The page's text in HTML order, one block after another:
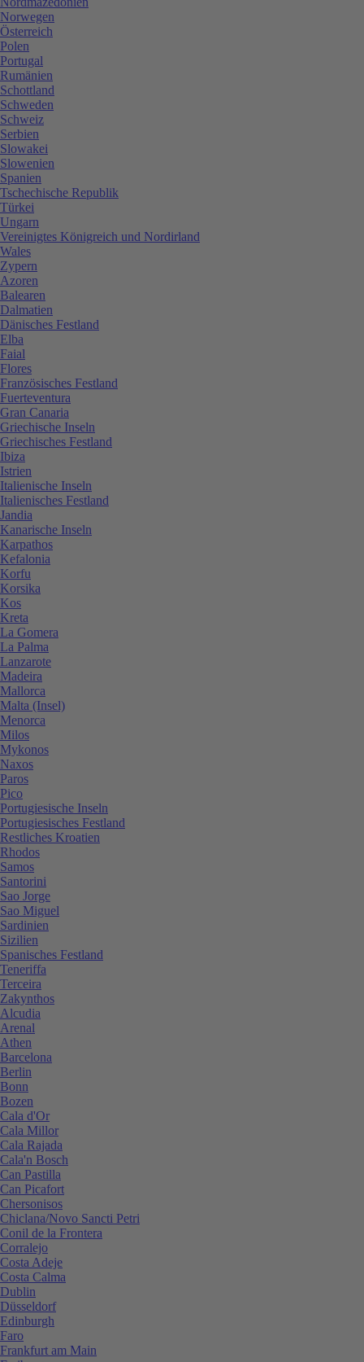
Norwegen
Österreich
Polen
Portugal
Rumänien
Schottland
Schweden
Schweiz
Serbien
Slowakei
Slowenien
Spanien
Tschechische Republik
Türkei
Ungarn
Vereinigtes Königreich und Nordirland
Wales
Zypern
Azoren
Balearen
Dalmatien
Dänisches Festland
Elba
Faial
Flores
Französisches Festland
Fuerteventura
Gran Canaria
Griechische Inseln
Griechisches Festland
Ibiza
Istrien
Italienische Inseln
Italienisches Festland
Jandia
Kanarische Inseln
Karpathos
Kefalonia
Korfu
Korsika
Kos
Kreta
La Gomera
La Palma
Lanzarote
Madeira
Mallorca
Malta (Insel)
Menorca
Milos
Mykonos
Naxos
Paros
Pico
Portugiesische Inseln
Portugiesisches Festland
Restliches Kroatien
Rhodos
Samos
Santorini
Sao Jorge
Sao Miguel
Sardinien
Sizilien
Spanisches Festland
Teneriffa
Terceira
Zakynthos
Alcudia
Arenal
Athen
Barcelona
Berlin
Bonn
Bozen
Cala d'Or
Cala Millor
Cala Rajada
Cala'n Bosch
Can Pastilla
Can Picafort
Chersonisos
Chiclana/Novo Sancti Petri
Conil de la Frontera
Corralejo
Costa Adeje
Costa Calma
Dublin
Düsseldorf
Edinburgh
Faro
Frankfurt am Main